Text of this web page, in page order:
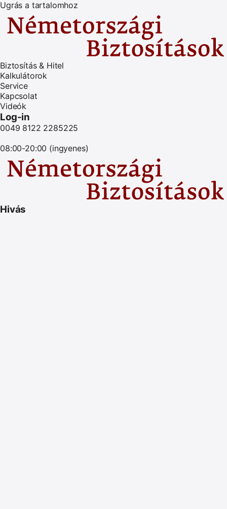
Ugrás a tartalomhoz
Biztosítás & Hitel
Kalkulátorok
Service
Kapcsolat
Videók
Log-in
0049 8122 2285225
08:00-20:00 (ingyenes)
Hivás